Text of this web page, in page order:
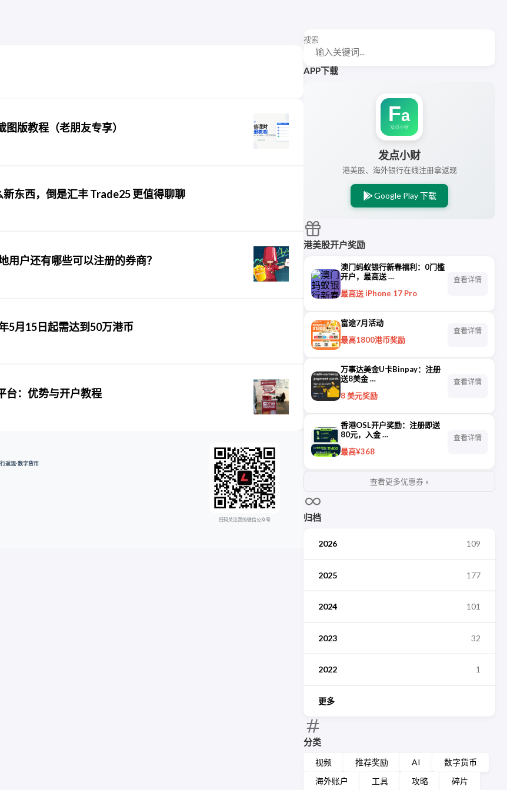
搜索
APP下载
发点小财
港美股、海外银行在线注册拿返现
Google Play 下载
港美股开户奖励
澳门蚂蚁银行新春福利：0门槛
开户，最高送 …
最高送 iPhone 17 Pro
查看详情
富途7月活动
最高1800港币奖励
查看详情
万事达美金U卡Binpay：注册
送8美金 …
8 美元奖励
查看详情
香港OSL开户奖励：注册即送
80元，入金 …
最高¥368
查看详情
查看更多优惠券 »
归档
2026 109
2025 177
2024 101
2023 32
2022 1
更多
分类
视频 推荐奖励 AI
数字货币
海外账户
工具 攻略 碎片
版教程（老朋友专享）
东西，倒是汇丰 Trade25 更值得聊聊
用户还有哪些可以注册的券商？
5月15日起需达到50万港币
台：优势与开户教程
返现·数字货币
扫码关注我的微信公众号